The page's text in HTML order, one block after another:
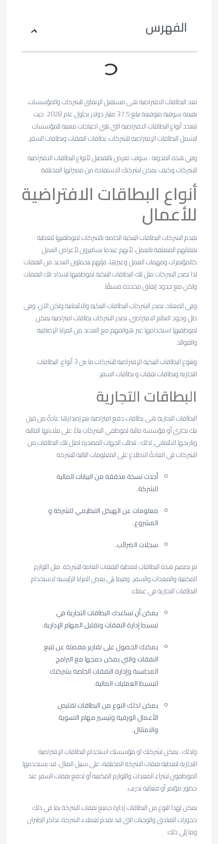
الفهرس
تعد البطاقات الافتراضية هى مستقبل الإنفاق للشركات والمؤسسات،
بقيمة سوقية متوقعة تبلغ 37.5 مليار دولار بحلول عام 2028. حيث
تتعدد أنواع البطاقات الافتراضية التي تلبي احتياجات معينة للمؤسسات
لتشمل البطاقات الإفتراضية للشركات، بطاقات النفقات وبطاقات السفر.
وفي هذه المدونة ، سوف نعرض بالتفصيل لأنواع البطاقات الافتراضية
للشركات وكيف يمكن لشركتك الاستفادة من مميزاتها المختلفة.
أنواع البطاقات الافتراضية
للأعمال
تقدم الشركات البطاقات البنكية الخاصة بالشركات لموظفيها لتغطية
نفقاتهم المتعلقة بالعمل، لأنهم عندما يسافرون لأغراض العمل
كالمؤتمرات ومهمات العمل وغيرها، فإنهم يتحملون العديد من النفقات
لذا تصدر الشركات مثل تلك البطاقات البنكية لموظفيها لسداد تلك النفقات
ولكن مع حدود إنفاق محددة مسبقًا.
وفي المعتاد، تصدر الشركات البطاقات البنكية والائتمانية ولكن الآن، وفي
ظل وجود العالم الافتراضي، تصدر الشركات بطاقات افتراضية يمكن
لموظفيها استخدامها عبر هواتفهم مع العديد من المزايا الإضافية
والفوائد.
وتتنوع البطاقات البنكية الإفتراضية للشركات ما بين 3 أنواع، البطاقات
التجارية وبطاقات نفقات و بطاقات السفر.
البطاقات التجارية
البطاقات التجارية هى بطاقات دفع افتراضية يتم إصدارها عادةً من قبل
بنك تجاري أو مؤسسة مالية لموظفي الشركات بناءً على ملاءتها المالية
وتاريخها الائتماني، لذلك ، تتطلب الجهات المصدرة لمثل تلك البطاقات من
الشركات في العادةً الاطلاع على المعلومات التالية للشركة:
أحدث نسخة مدققة من البيانات المالية
للشركة.
معلومات عن الهيكل التنظيمي للشركة و
المشروع.
سجلات الضرائب.
تم تصميم هذه البطاقات لتغطية النفقات العامة للشركة، مثل اللوازم
المكتبية والمعدات والسفر، وفيما يلي بعض المزايا الرئيسية لاستخدام
البطاقات التجارية في عملك:
يمكن أن تساعدك البطاقات التجارية في
تبسيط إدارة النفقات وتقليل المهام الإدارية.
يمكنك الحصول على تقارير مفصلة عن تتبع
النفقات والتي يمكن دمجها مع البرامج
المحاسبة وإدارة النفقات الخاصة بشركتك
لتبسيط العمليات المالية.
يمكن لذلك النوع من البطاقات تقليص
الأعمال الورقية وتيسير مهام التسوية
والامتثال.
ولذلك ، يمكن لشركتك او مؤسستك استخدام البطاقات الإفتراضية
التجارية لتغطية نفقات الشركة المختلفة، على سبيل المثال، قد يستخدمها
الموظفون لشراء المعدات واللوازم المكتبية أو لدفع نفقات السفر عند
حضور مؤتمر أو فعالية تدريب.
يمكن لهذا النوع من البطاقات إدارة جميع نفقات الشركة بما في ذلك
حجوزات الفنادق والوجبات التي قد تقدم لعملاء الشركة، تذاكر الطيران
وما إلى ذلك.